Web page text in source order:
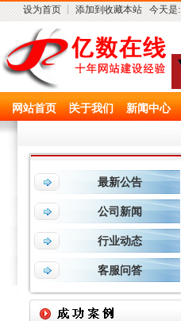
设为首页 ┊ 添加到收藏本站 今天是:
网站首页 关于我们 新闻中心
最新公告
公司新闻
行业动态
客服问答